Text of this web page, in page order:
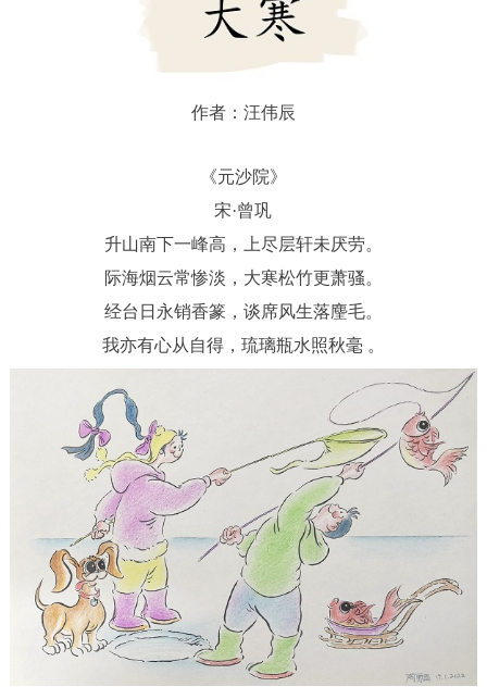
作者：汪伟辰
《元沙院》
宋·曾巩
升山南下一峰高，上尽层轩未厌劳。
际海烟云常惨淡，大寒松竹更萧骚。
经台日永销香篆，谈席风生落麈毛。
我亦有心从自得，琉璃瓶水照秋毫 。